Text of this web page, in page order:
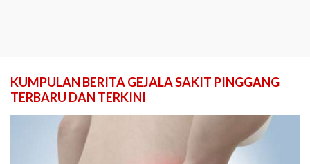
KUMPULAN BERITA GEJALA SAKIT PINGGANG
TERBARU DAN TERKINI